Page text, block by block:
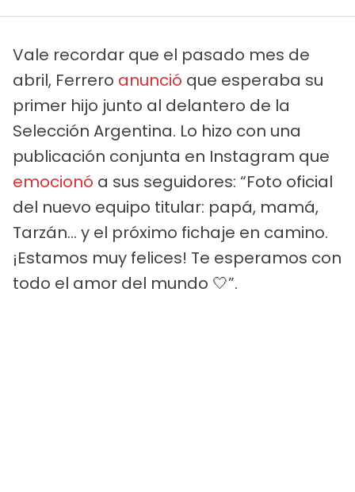
Vale recordar que el pasado mes de
abril, Ferrero anunció que esperaba su
primer hijo junto al delantero de la
Selección Argentina. Lo hizo con una
publicación conjunta en Instagram que
emocionó a sus seguidores: “Foto oficial
del nuevo equipo titular: papá, mamá,
Tarzán… y el próximo fichaje en camino.
¡Estamos muy felices! Te esperamos con
todo el amor del mundo 🤍”.